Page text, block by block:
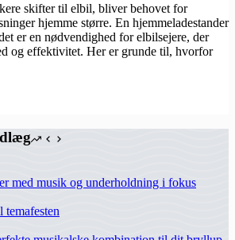
skifter til elbil, bliver behovet for
hjemme større. En hjemmeladestander
er en nødvendighed for elbilsejere, der
og effektivitet. Her er grunde til, hvorfor
med musik og underholdning i fokus